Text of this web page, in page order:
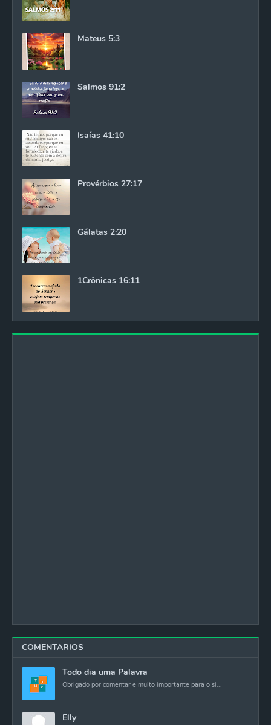
Mateus 5:3
Salmos 91:2
Isaías 41:10
Provérbios 27:17
Gálatas 2:20
1Crônicas 16:11
COMENTARIOS
Todo dia uma Palavra
Obrigado por comentar e muito importante para o si...
Elly